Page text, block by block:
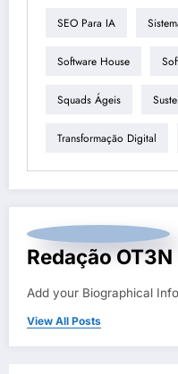
SEO Para IA
Software House
Squads Ágeis
Transformação Digital
Redação OT3N
Add your Biographical
View All Posts